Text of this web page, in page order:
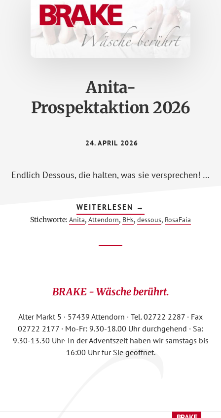
Anita-
Prospektaktion 2026
24. APRIL 2026
Endlich Dessous, die halten, was sie versprechen! …
WEITERLESEN ÜBERANITA-
PROSPEKTAKTION
2026
→
Stichworte: Anita, Attendorn, BHs, dessous, RosaFaia
BRAKE - Wäsche berührt.
Alter Markt 5 · 57439 Attendorn · Tel. 02722 2287 · Fax
02722 2177 · Mo-Fr: 9.30-18.00 Uhr durchgehend · Sa:
9.30-13.30 Uhr· In der Adventszeit haben wir samstags bis
16:00 Uhr für Sie geöffnet.